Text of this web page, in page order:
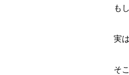
も
実
そ